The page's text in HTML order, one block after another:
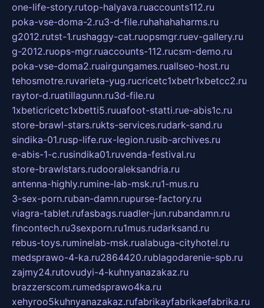
one-life-story.rutop-halyava.ruaccounts112.ru
poka-vse-doma-2.ru3-d-file.ruhahahaharms.ru
g2012.rutst-1.rushaggy-cat.ruopsmgr.ruev-gallery.ru
g-2012.ruops-mgr.ruaccounts-112.rucsm-demo.ru
poka-vse-doma2.ruairgungames.ruallseo-host.ru
tehosmotre.ruvarieta-yug.rucricetc1xbetr1xbetcc2.ru
raytor-d.ruatillagunn.ru3d-file.ru
1xbeticricetc1xbetti5.ruuafoot-statti.rue-abis1c.ru
store-brawl-stars.rukts-services.rudark-sand.ru
sindika-01.rusp-life.rux-legion.rusib-archives.ru
e-abis-1-c.rusindika01.ruvenda-festival.ru
store-brawlstars.rudooraleksandria.ru
antenna-highly.rumine-lab-msk.ru1-mus.ru
3-sex-porn.ruban-damn.rupurse-factory.ru
viagra-tablet.rufasbags.ruadler-jun.rubandamn.ru
fincontech.ru3sexporn.ru1mus.rudarksand.ru
rebus-toys.ruminelab-msk.rualabuga-cityhotel.ru
medsprawo-4-ka.ru2864420.rublagodarenie-spb.ru
zajmy24.rutovudyi-4-kuhnyanazakaz.ru
brazzerscom.rumedsprawo4ka.ru
xehyroo5kuhnyanazakaz.rufabrikayfabrikaefabrika.ru